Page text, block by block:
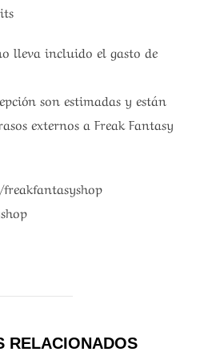
lleva incluido el gasto de
son estimadas y están
externos a Freak Fantasy
RELACIONADOS